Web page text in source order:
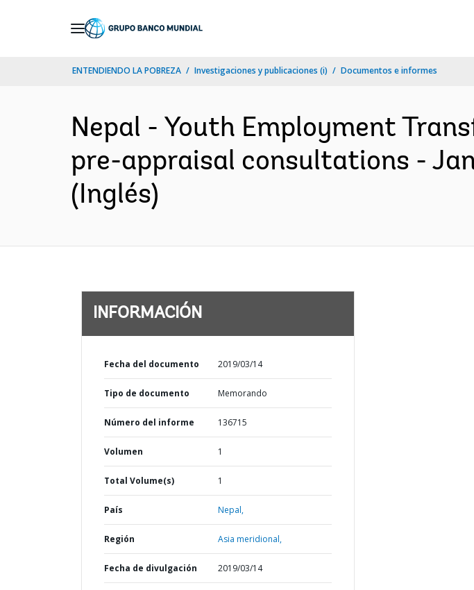
ENTENDIENDO LA POBREZA Investigaciones y publicaciones (i) Documentos e informes
Nepal - Youth Employment
pre-appraisal consultations -
(Inglés)
INFORMACIÓN
Fecha del documento 2019/03/14
Tipo de documento Memorando
Número del informe 136715
Volumen 1
Total Volume(s) 1
País Nepal,
Región Asia meridional,
Fecha de divulgación 2019/03/14